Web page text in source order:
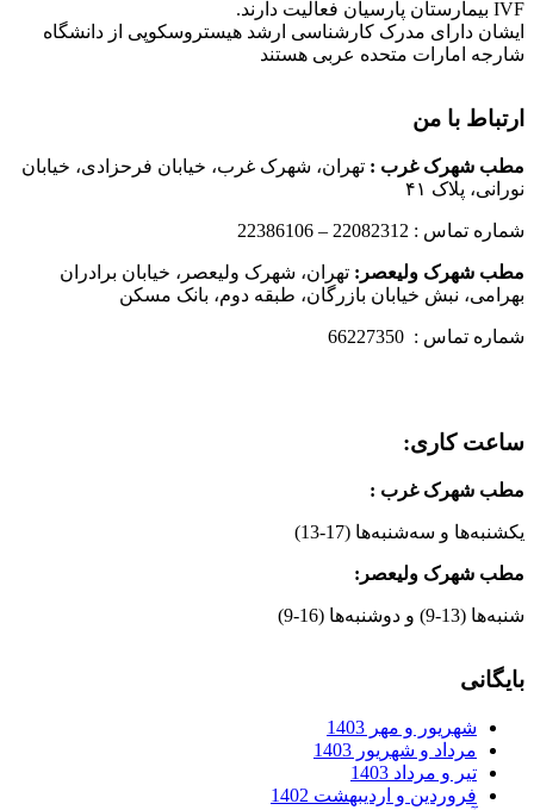
IVF بیمارستان پارسیان فعالیت دارند.
ایشان دارای مدرک کارشناسی ارشد هیستروسکوپی از دانشگاه
شارجه امارات متحده عربی هستند
ارتباط با من
مطب شهرک غرب : تهران، شهرک غرب، خیابان فرحزادی، خیابان
نورانی، پلاک ۴۱
شماره تماس : 22082312 – 22386106
مطب شهرک ولیعصر: تهران، شهرک ولیعصر، خیابان برادران
بهرامی، نبش خیابان بازرگان، طبقه دوم، بانک مسکن
شماره تماس : 66227350
ساعت کاری:
مطب شهرک غرب :
یکشنبه‌ها و سه‌شنبه‌ها (17-13)
مطب شهرک ولیعصر:
شنبه‌ها (13-9) و دوشنبه‌ها (16-9)
بایگانی
شهریور و مهر 1403
مرداد و شهریور 1403
تیر و مرداد 1403
فروردین و اردیبهشت 1402